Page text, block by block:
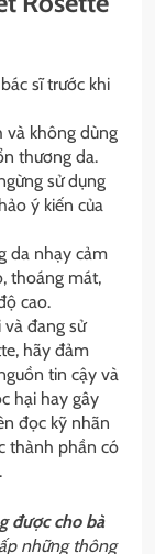
sĩ trước khi
và không dùng
thương da.
sử dụng
ý kiến của
da nhạy cảm
thoáng mát,
cao.
và đang sử
hãy đảm
tin cậy và
hại hay gây
đọc kỹ nhãn
thành phần có
được cho bà
nhữngthông